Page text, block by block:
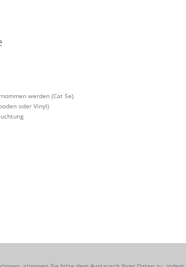
werden (Cat 5e)
oder Vinyl)